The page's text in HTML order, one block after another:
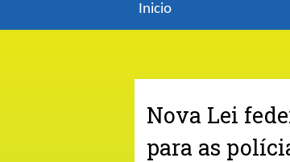
Inicio
Nova Lei
para as